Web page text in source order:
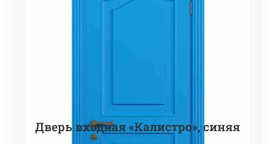
Дверь входная «Калистро», синяя